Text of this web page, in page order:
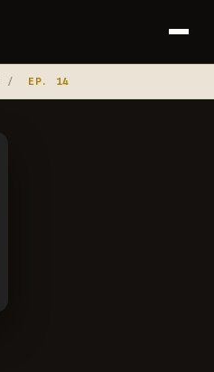
/ EP. 14